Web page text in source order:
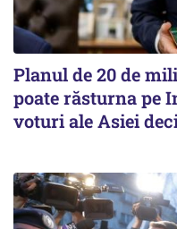
Planul de 20 de
poate răsturna pe
voturi ale Asiei